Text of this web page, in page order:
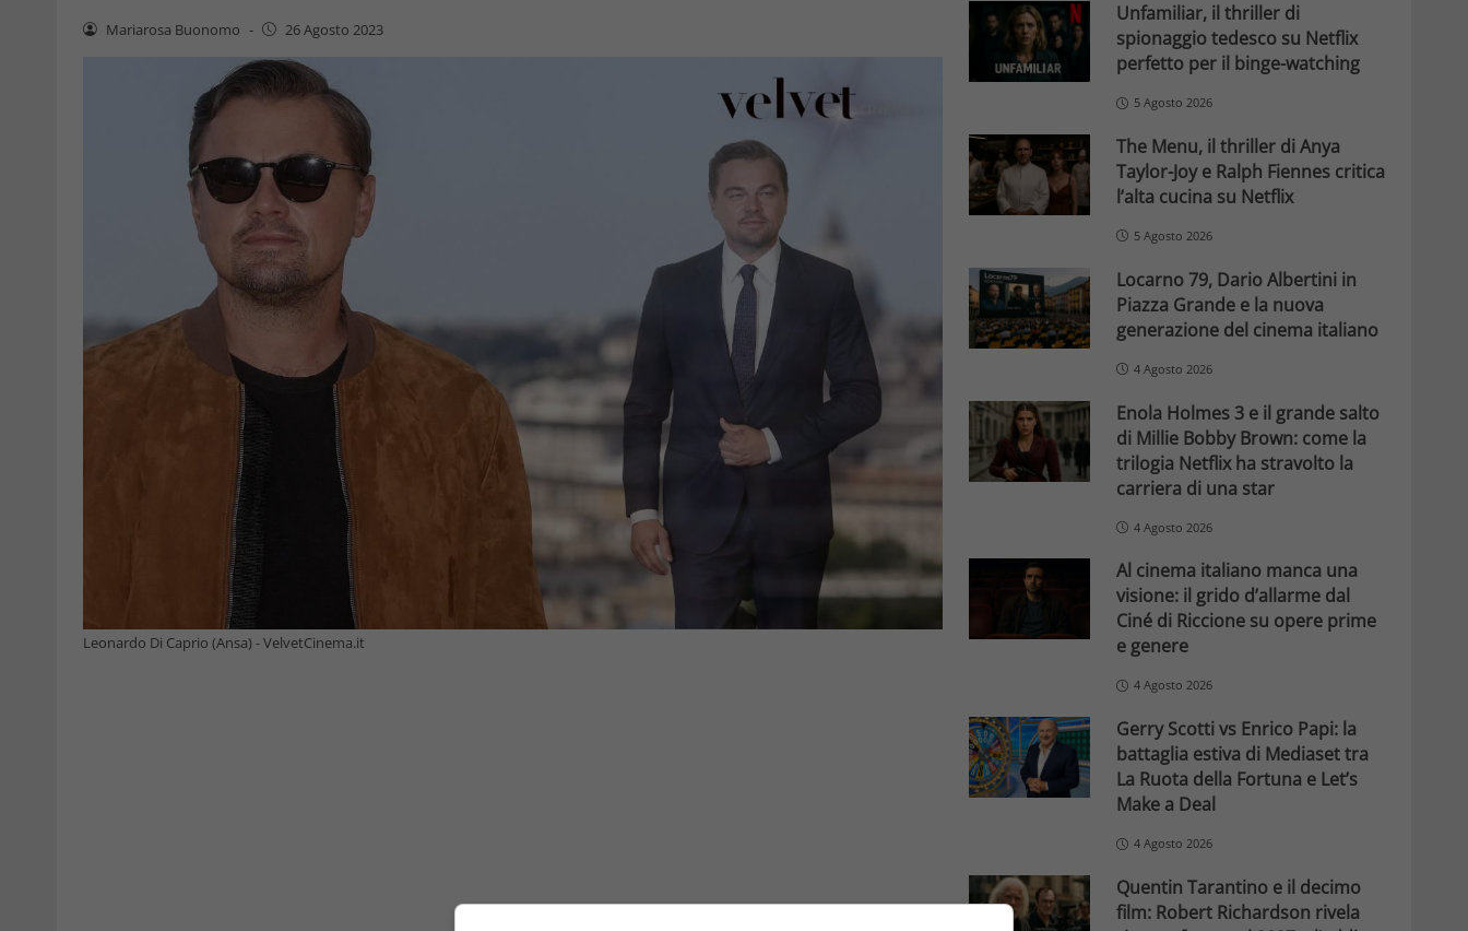
Mariarosa Buonomo - 26 Agosto 2023
Leonardo Di Caprio (Ansa) - VelvetCinema.it
Unfamiliar, il thriller di
spionaggio tedesco su Netflix
perfetto per il binge-watching
5 Agosto 2026
The Menu, il thriller di Anya
Taylor-Joy e Ralph Fiennes critica
l’alta cucina su Netflix
5 Agosto 2026
Locarno 79, Dario Albertini in
Piazza Grande e la nuova
generazione del cinema italiano
4 Agosto 2026
Enola Holmes 3 e il grande salto
di Millie Bobby Brown: come la
trilogia Netflix ha stravolto la
carriera di una star
4 Agosto 2026
Al cinema italiano manca una
visione: il grido d’allarme dal
Ciné di Riccione su opere prime
e genere
4 Agosto 2026
Gerry Scotti vs Enrico Papi: la
battaglia estiva di Mediaset tra
La Ruota della Fortuna e Let’s
Make a Deal
4 Agosto 2026
Quentin Tarantino e il decimo
film: Robert Richardson rivela